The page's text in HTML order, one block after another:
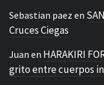
Sebastian paez en
Cruces Ciegas
Juan en HARAKIRI
grito entre cuerpos